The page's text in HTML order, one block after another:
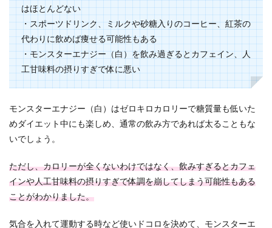
はほとんどない
・スポーツドリンク、ミルクや砂糖入りのコーヒー、紅茶の
代わりに飲めば痩せる可能性もある
・モンスターエナジー（白）を飲み過ぎるとカフェイン、人
工甘味料の摂りすぎで体に悪い
モンスターエナジー（白）はゼロキロカロリーで糖質量も低いた
めダイエット中にも楽しめ、通常の飲み方であれば太ることもな
いでしょう。
ただし、カロリーが全くないわけではなく、飲みすぎるとカフェ
インや人工甘味料の摂りすぎで体調を崩してしまう可能性もある
ことがわかりました。
気合を入れて運動する時など使いドコロを決めて、モンスターエ